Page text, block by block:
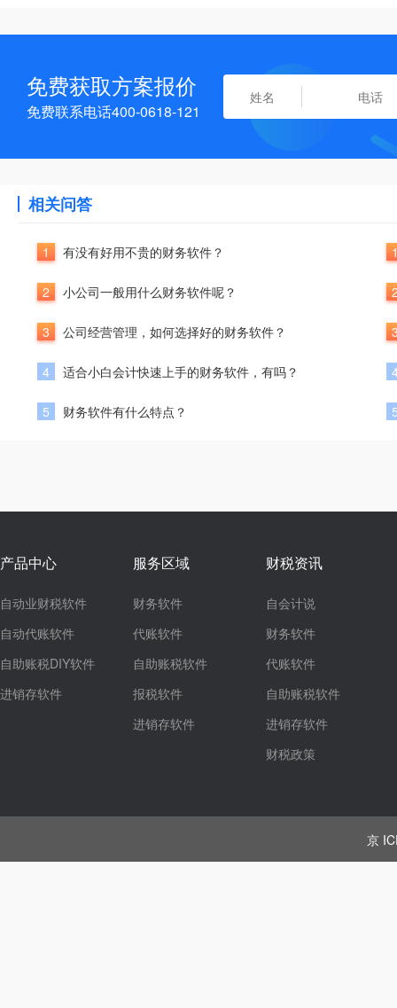
免费获取方案报价
免费联系电话400-0618-121
相关问答
1 有没有好用不贵的财务软件？
2 小公司一般用什么财务软件呢？
3 公司经营管理，如何选择好的财务软件？
4 适合小白会计快速上手的财务软件，有吗？
5 财务软件有什么特点？
产品中心
自动业财税软件
自动代账软件
自助账税DIY软件
进销存软件
服务区域
财务软件
代账软件
自助账税软件
报税软件
进销存软件
财税资讯
自会计说
财务软件
代账软件
自助账税软件
进销存软件
财税政策
京